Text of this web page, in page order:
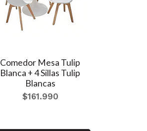
Comedor Mesa Tulip
Blanca + 4 Sillas Tulip
Blancas
$161.990